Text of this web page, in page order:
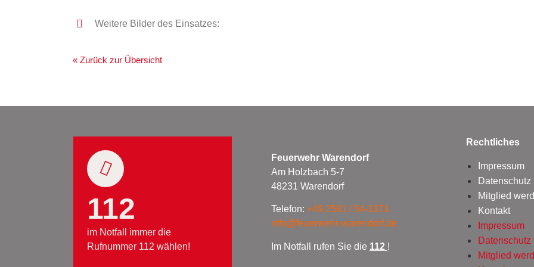
Weitere Bilder des Einsatzes:
« Zurück zur Übersicht
112
im Notfall immer die
Rufnummer 112 wählen!
Feuerwehr Warendorf
Am Holzbach 5-7
48231 Warendorf
Telefon: +49 2581 / 54-1371
info@feuerwehr-warendorf.de
Im Notfall rufen Sie die 112 !
Rechtliches
Impressum
Datenschutz
Mitglied
Kontakt
Impressum
Datenschutz
Mitglied